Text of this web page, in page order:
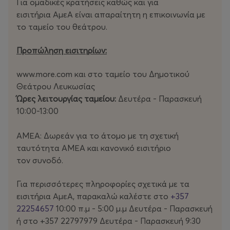
οποίους μπορούμε ακόμη σήμερα να σχετιστούμε
ενσώματα και συναισθηματικά με αυτό το εμβληματικό
σύμβολο. Παράλληλα, η ιστορική σύνδεση του Αγίου
Σεβαστιανού με την πανούκλα συναντά τη μνήμη της
ανάγκη των κοινωνιών να αναζητούν μορφές
προστασίας απέναντι στην ασθένεια, τον φόβο και τον
θάνατο.
ιδιαίτερες παρουσίες της σύγχρονης ελληνικής σκηνής.
Με αφετηρία το θέατρο αλλά αντλώντας ελεύθερα
από τις εικαστικές τέχνες, τη λογοτεχνία, τη μουσική και
αισθητικής πυκνότητας, όπου η ποπ κουλτούρα
συνδιαλέγεται με τη φιλοσοφία, την ιστορία της τέχνης
και τη σύγχρονη πολιτική εμπειρία. Το έργο της
χαρακτηρίζεται από έναν ιδιότυπο συνδυασμό
Για ομαδικές κρατήσεις καθώς και για
εισιτήρια ΑμεΑ είναι απαραίτητη η επικοινωνία με
το ταμείο του θεάτρου.
Προπώληση εισιτηρίων:
www.more.com και στο ταμείο του Δημοτικού
Θεάτρου Λευκωσίας
Ώρες λειτουργίας ταμείου: Δευτέρα - Παρασκευή
10:00-13:00
ΑΜΕΑ: Δωρεάν για το άτομο με τη σχετική
ταυτότητα ΑΜΕΑ και κανονικό εισιτήριο
τον συνοδό.
Για περισσότερες πληροφορίες σχετικά με τα
εισιτήρια ΑμεΑ, παρακαλώ καλέστε στο +357
22254657 10:00 π.μ - 5:00 μ.μ Δευτέρα - Παρασκευή
ή στο +357 22797979 Δευτέρα - Παρασκευή 9:30